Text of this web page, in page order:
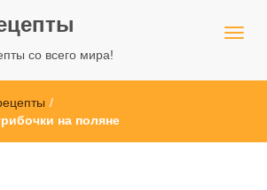
со всего мира!
/
на поляне